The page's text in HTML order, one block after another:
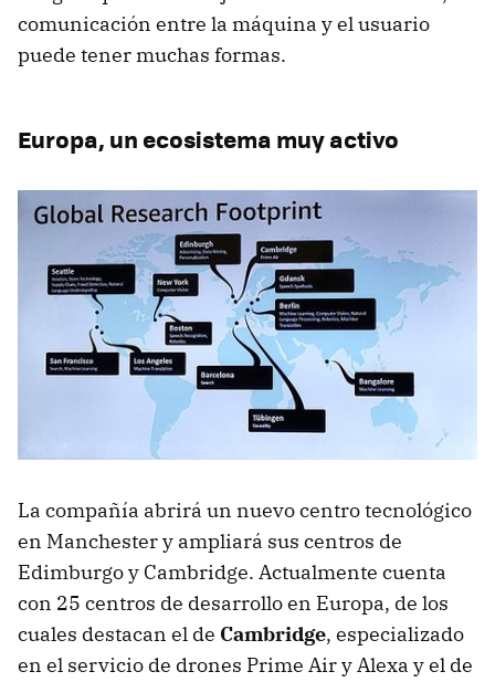
comunicación entre la máquina y el usuario
puede tener muchas formas.
Europa, un ecosistema muy activo
La compañía abrirá un nuevo centro tecnológico
en Manchester y ampliará sus centros de
Edimburgo y Cambridge. Actualmente cuenta
con 25 centros de desarrollo en Europa, de los
cuales destacan el de Cambridge, especializado
en el servicio de drones Prime Air y Alexa y el de